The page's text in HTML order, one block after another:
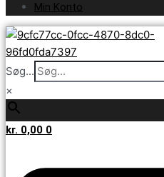
Min Konto
Søg...
×
kr. 0,00 0